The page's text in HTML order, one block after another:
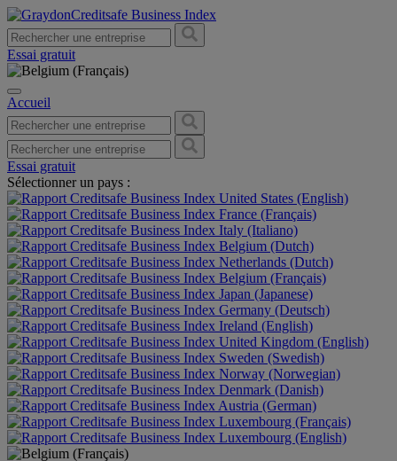
Essai gratuit
Accueil
Essai gratuit
Sélectionner un pays :
United States (English)
France (Français)
Italy (Italiano)
Belgium (Dutch)
Netherlands (Dutch)
Belgium (Français)
Japan (Japanese)
Germany (Deutsch)
Ireland (English)
United Kingdom (English)
Sweden (Swedish)
Norway (Norwegian)
Denmark (Danish)
Austria (German)
Luxembourg (Français)
Luxembourg (English)